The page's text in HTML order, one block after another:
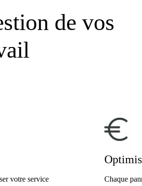
de vos
votre service
Chaque